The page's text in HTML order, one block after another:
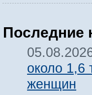
Последние
около 1,6
женщин